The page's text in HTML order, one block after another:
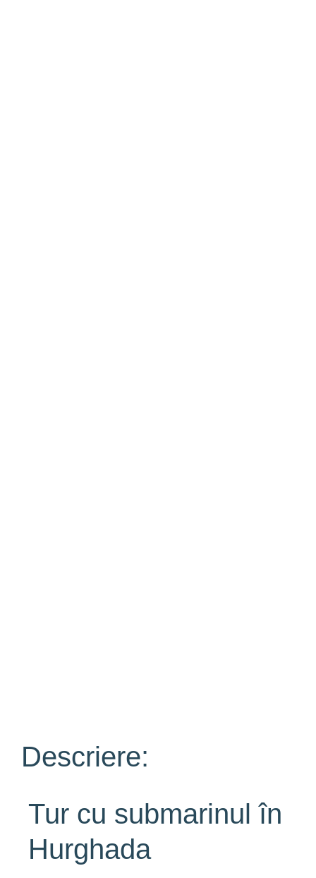
Descriere:
Tur cu submarinul în
Hurghada